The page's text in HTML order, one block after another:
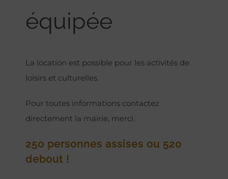
équipée
La location est possible pour les activités de
loisirs et culturelles.
Pour toutes informations contactez
directement la mairie, merci.
250 personnes assises ou 520
debout !